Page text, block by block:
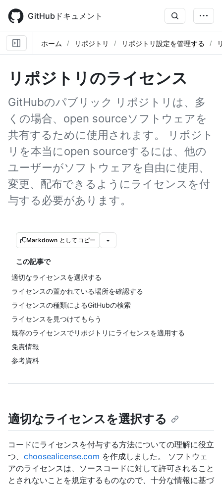
main
content
GitHubドキュメント
ホーム リポジトリ リポジトリ設定を管理する
リポジトリのライセンス
GitHubのパブリック リポジトリは、多
くの場合、open sourceソフトウェアを
共有するために使用されます。 リポジト
リを本当にopen sourceするには、他の
ユーザーがソフトウェアを自由に使用、
変更、配布できるようにライセンスを付
与する必要があります。
Markdown としてコピー
この記事で
適切なライセンスを選択する
ライセンスの置かれている場所を確認する
ライセンスの種類によるGitHubの検索
ライセンスを見つけてもらう
既存のライセンスでリポジトリにライセンスを適用する
免責情報
参考資料
適切なライセンスを選択する
コードにライセンスを付与する方法についての理解に役立
つ、 choosealicense.com を作成しました。 ソフトウェ
アのライセンスは、ソースコードに対して許可されること
とされないことを規定するものなので、十分な情報に基づ